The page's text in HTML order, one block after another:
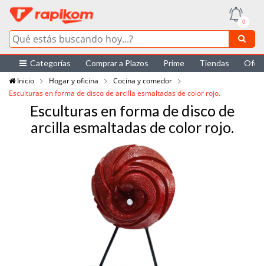
0
Categorías Comprar a Plazos Prime Tiendas
Inicio
Hogar y oficina
Cocina y comedor
Esculturas en forma de disco de arcilla esmaltadas de color rojo.
Esculturas en forma de disco de
arcilla esmaltadas de color rojo.